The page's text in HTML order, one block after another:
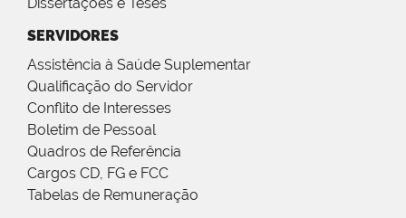
Dissertações e Teses
SERVIDORES
Assistência à Saúde Suplementar
Qualificação do Servidor
Conflito de Interesses
Boletim de Pessoal
Quadros de Referência
Cargos CD, FG e FCC
Tabelas de Remuneração